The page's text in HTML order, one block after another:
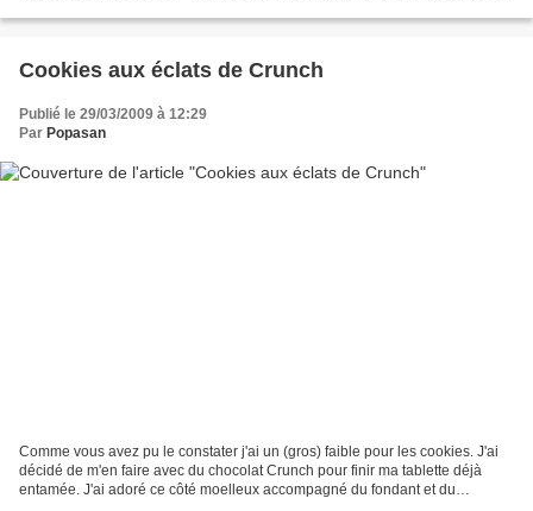
Cookies aux éclats de Crunch
Publié le 29/03/2009 à 12:29
Par Popasan
Comme vous avez pu le constater j'ai un (gros) faible pour les cookies. J'ai
décidé de m'en faire avec du chocolat Crunch pour finir ma tablette déjà
entamée. J'ai adoré ce côté moelleux accompagné du fondant et du